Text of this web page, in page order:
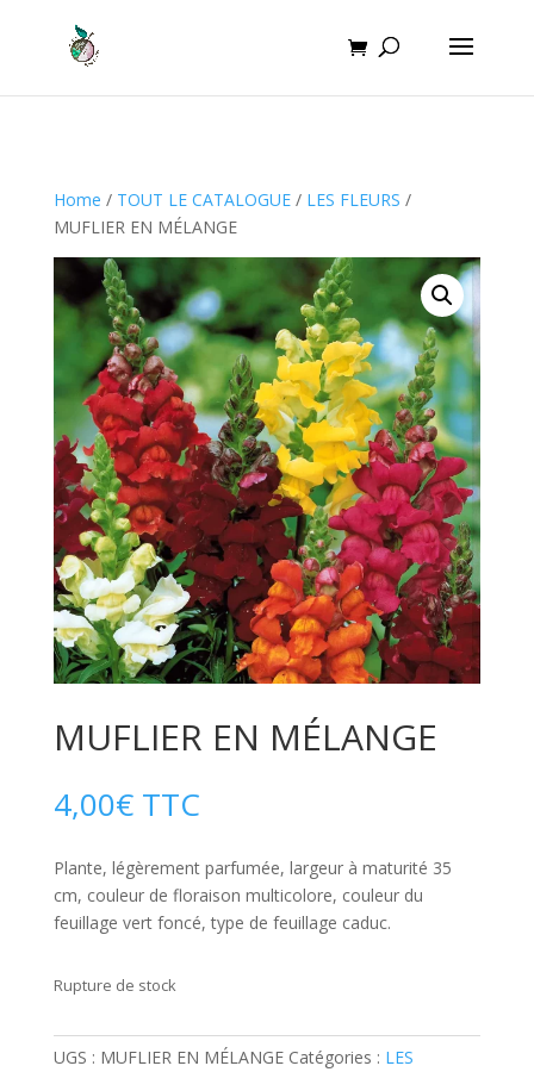
Home / TOUT LE CATALOGUE/ LES FLEURS /
MUFLIER EN MÉLANGE
MUFLIER EN MÉLANGE
4,00€ TTC
Plante, légèrement parfumée, largeur à maturité 35
cm, couleur de floraison multicolore, couleur du
feuillage vert foncé, type de feuillage caduc.
Rupture de stock
UGS : MUFLIER EN MÉLANGE Catégories : LES